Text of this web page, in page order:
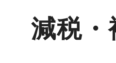
減税・